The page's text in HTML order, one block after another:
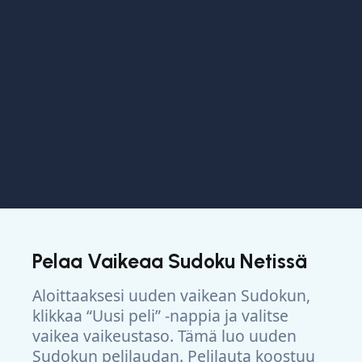
Pelaa Vaikeaa Sudoku Netissä
Aloittaaksesi uuden vaikean Sudokun,
klikkaa “Uusi peli” -nappia ja valitse
vaikea vaikeustaso. Tämä luo uuden
Sudokun pelilaudan. Pelilauta koostuu